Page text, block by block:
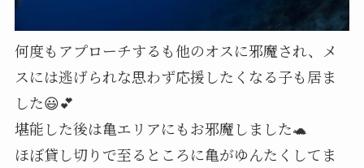
何度もアプローチするも他のオスに邪魔され、メ
スには逃げられな思わず応援したくなる子も居ま
した😃💕
堪能した後は亀エリアにもお邪魔しました🐢
ほぼ貸し切りで至るところに亀がゆんたくしてま